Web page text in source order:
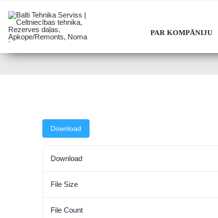
content
PAR KOMPĀNIJU
Download
Download
File Size
File Count